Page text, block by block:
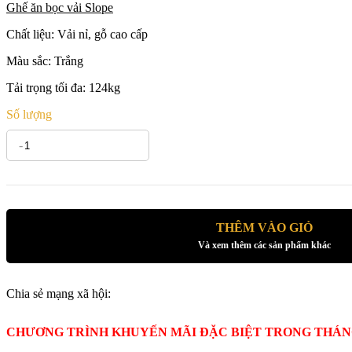
Ghế ăn bọc vải Slope
Chất liệu: Vải nỉ, gỗ cao cấp
Màu sắc: Trắng
Tải trọng tối đa: 124kg
Số lượng
-
THÊM VÀO GIỎ
Và xem thêm các sản phẩm khác
Chia sẻ mạng xã hội:
CHƯƠNG TRÌNH KHUYẾN MÃI ĐẶC BIỆT TRONG